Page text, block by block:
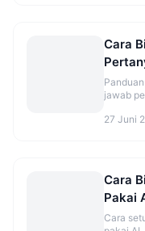
Cara
jawab
27 Juni
Cara
Pakai
Cara